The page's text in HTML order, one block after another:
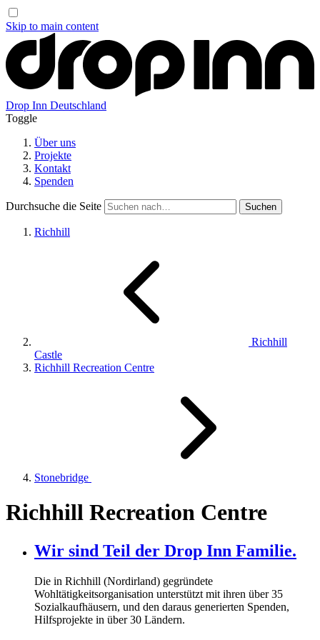
Skip to main content
Drop Inn Deutschland
Toggle
Über uns
Projekte
Kontakt
Spenden
Durchsuche die Seite
Richhill
Richhill
Castle
Richhill Recreation Centre
Stonebridge
Richhill Recreation Centre
Wir sind Teil der Drop Inn Familie.
Die in Richhill (Nordirland) gegründete
Wohltätigkeitsorganisation unterstützt mit ihren über35
Sozialkaufhäusern, und den daraus generierten Spenden,
Hilfsprojekte in über30 Ländern.